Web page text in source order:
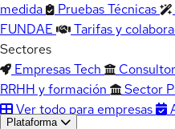
medida
Pruebas Técnicas
FUNDAE
Tarifas y
Sectores
Empresas Tech
RRHH y formación
Sector
Ver todo para empresas
Plataforma